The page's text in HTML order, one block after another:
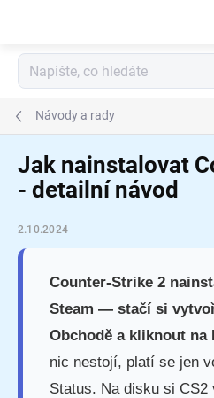
Návody a rady
Jak nainstalovat
- detailní návod
2.10.2024
Counter-Strike 2
Steam — stačí si
Obchodě a kliknout na
nic nestojí, platí se jen
Status. Na disku si CS2